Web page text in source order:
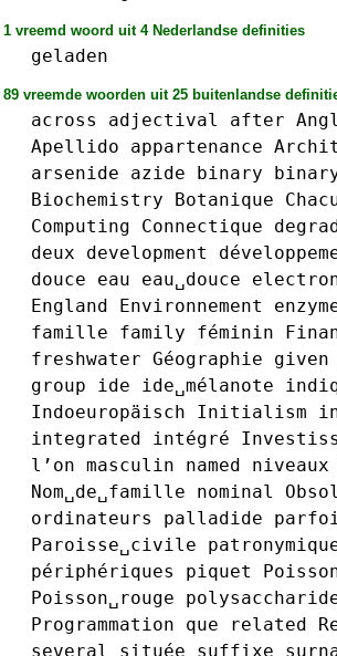
1 vreemd woord uit 4 Nederlandse definities
geladen
89 vreemde woorden uit 25 buitenlandse
across adjectival after
Apellido
appartenance
arsenide
azide binary
Biochemistry
Botanique
Computing
Connectique
deux
development
douce
eau eau␣douce
England
Environnement
famille
family féminin
freshwater Géographie given
group
ide ide␣mélanote
Indoeuropäisch
Initialism
integrated
intégré
l’on masculin named niveaux
Nom␣de␣famille
nominal
ordinateurs
palladide
Paroisse␣civile
périphériques
piquet
Poisson␣rouge
Programmation
que related
several
située suffixe